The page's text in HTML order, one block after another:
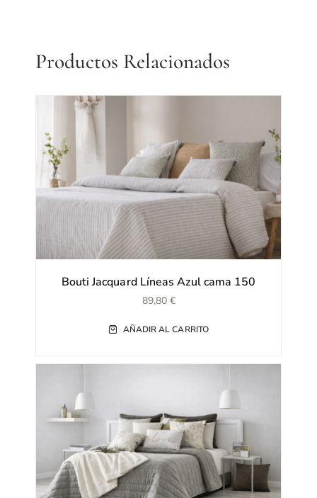
Productos Relacionados
Bouti Jacquard Líneas Azul cama 150
89,80 €
AÑADIR AL CARRITO